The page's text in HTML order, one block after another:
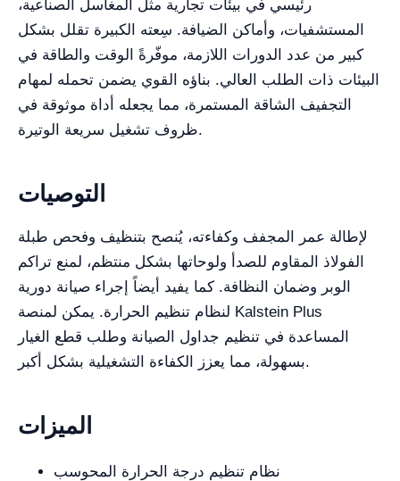
رئيسي في بيئات تجارية مثل المغاسل الصناعية،
المستشفيات، وأماكن الضيافة. سِعته الكبيرة تقلل بشكل
كبير من عدد الدورات اللازمة، موفّرةً الوقت والطاقة في
البيئات ذات الطلب العالي. بناؤه القوي يضمن تحمله لمهام
التجفيف الشاقة المستمرة، مما يجعله أداة موثوقة في
ظروف تشغيل سريعة الوتيرة.
التوصيات
لإطالة عمر المجفف وكفاءته، يُنصح بتنظيف وفحص طبلة
الفولاذ المقاوم للصدأ ولوحاتها بشكل منتظم، لمنع تراكم
الوبر وضمان النظافة. كما يفيد أيضاً إجراء صيانة دورية
لنظام تنظيم الحرارة. يمكن لمنصة Kalstein Plus
المساعدة في تنظيم جداول الصيانة وطلب قطع الغيار
بسهولة، مما يعزز الكفاءة التشغيلية بشكل أكبر.
الميزات
نظام تنظيم درجة الحرارة المحوسب